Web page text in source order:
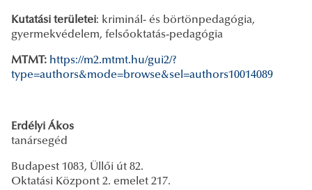
Kutatási területei: kriminál- és börtönpedagógia,
gyermekvédelem, felsőoktatás-pedagógia
MTMT: https://m2.mtmt.hu/gui2/?
type=authors&mode=browse&sel=authors10014089
Erdélyi Ákos
tanársegéd
Budapest 1083, Üllői út 82.
Oktatási Központ 2. emelet 217.